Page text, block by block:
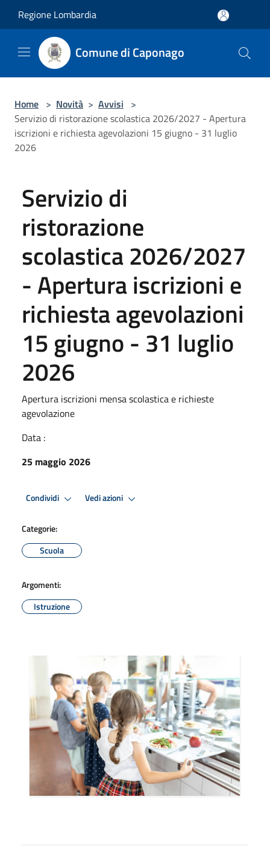
Regione Lombardia
Comune di Caponago
Home > Novità > Avvisi >
Servizio di ristorazione scolastica 2026/2027 - Apertura
iscrizioni e richiesta agevolazioni 15 giugno - 31 luglio
2026
Servizio di
ristorazione
scolastica 2026/2027
- Apertura iscrizioni e
richiesta agevolazioni
15 giugno - 31 luglio
2026
Apertura iscrizioni mensa scolastica e richieste
agevolazione
Data :
25 maggio 2026
Condividi Vedi azioni
Categorie:
Scuola
Argomenti:
Istruzione